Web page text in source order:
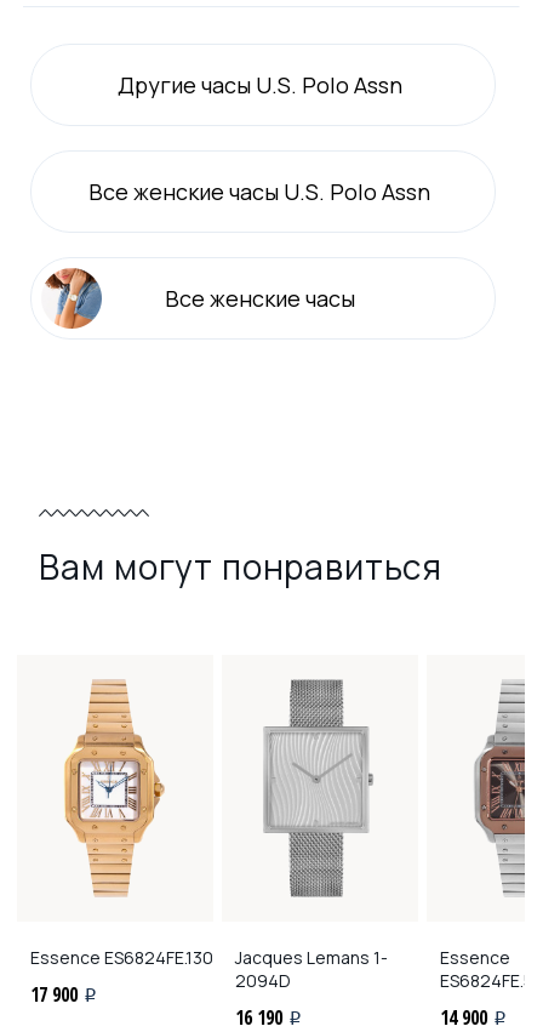
Другие часы U.S. Polo Assn
Всеженские часы U.S. Polo Assn
Все женские часы
Вам могут понравиться
Essence ES6824FE.130
17 900 i
Jacques Lemans 1-
2094D
16 190 i
Essence
14 900 i